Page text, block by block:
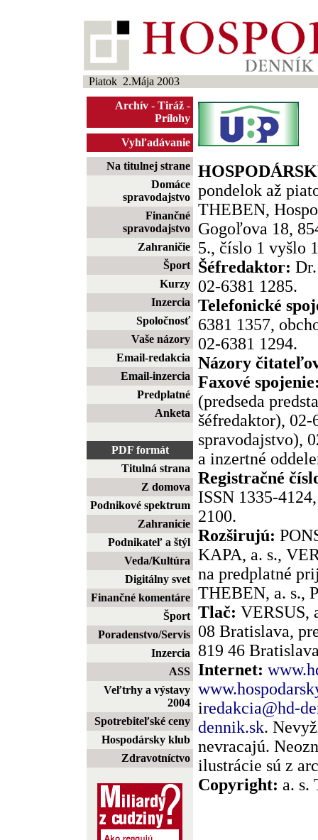
Piatok 2.Mája 2003
Archív - Tiráž -
Prílohy
Vyhľadávanie
Na titulnej strane
Domáce
spravodajstvo
Finančné
spravodajstvo
Zahraničie
Šport
Kurzy
Inzercia
Spoločnosť
Vaše názory
Email-redakcia
Email-inzercia
Predplatné
Anketa
PDF formát
Titulná strana
Z domova
Podnikové spektrum
Zahranicie
Podnikateľ a štýl
Veda/Kultúra
Digitálny svet
Finančné komentáre
Šport
Poradenstvo/Servis
Inzercia
ASS
Veľtrhy a výstavy
2004
Spotrebiteľské ceny
Hospodársky klub
Zdravotníctvo
pondelok až
THEBEN,
Gogoľova 18,
5., číslo 1 vyšlo
Šéfredaktor:
02-6381 1285.
Telefonické
6381 1357,
02-6381 1294.
Názory
Faxové
(predseda
šéfredaktor),
spravodajstvo),
a inzertné
Registračné
ISSN 1335-
2100.
Rozširujú:
KAPA, a. s.,
na predplatné
THEBEN, a. s.,
Tlač: VERSUS,
08 Bratislava,
819 46
Internet:
iredakcia@hd-
dennik.sk.
nevracajú.
ilustrácie sú z
Copyright: a. s.